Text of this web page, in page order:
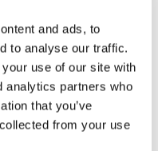
and ads, to
to analyse our traffic.
use of our site with
analytics partners who
that you’ve
from your use